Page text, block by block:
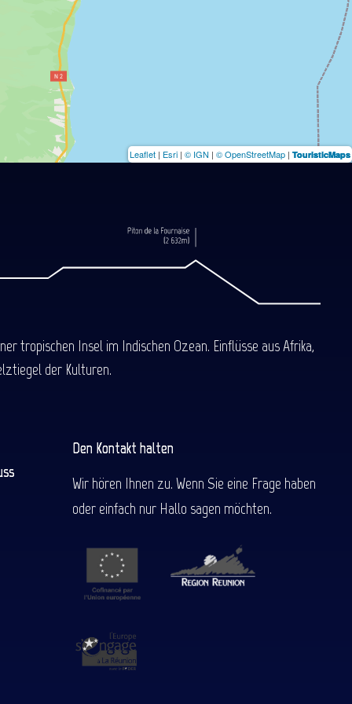
Leaflet | Esri | © IGN | © OpenStreetMap | TouristicMaps
tropischen Insel im Indischen Ozean. Einflüsse aus Afrika,
der Kulturen.
Den Kontakt halten
Wir hören Ihnen zu. Wenn Sie eine Frage haben
oder einfach nur Hallo sagen möchten.